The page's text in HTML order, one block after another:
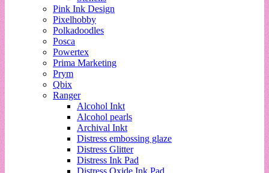
Pink Ink Design
Pixelhobby
Polkadoodles
Posca
Powertex
Prima Marketing
Prym
Qbix
Ranger
Alcohol Inkt
Alcohol pearls
Archival Inkt
Distress embossing glaze
Distress Glitter
Distress Ink Pad
Distress Oxide Ink Pad